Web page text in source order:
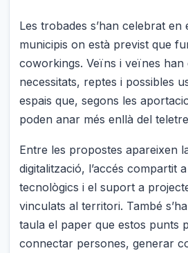
Les trobades s’han celebrat en
municipis on està previst que
coworkings. Veïns i veïnes han
necessitats, reptes i possibles
espais que, segons les
poden anar més enllà del
Entre les propostes apareixen
digitalització, l’accés compartit
tecnològics i el suport a
vinculats al territori. També
taula el paper que estos punts
connectar persones, generar